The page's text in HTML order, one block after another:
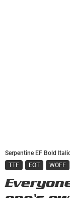
Serpentine EF Bold
TTF
EOT WOFF